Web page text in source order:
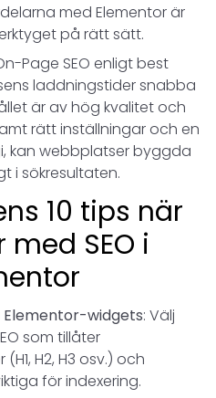
med Elementor är
på rätt sätt.
Page SEO enligt best
laddningstider snabba
är av hög kvalitet och
rätt inställningar och en
kan webbplatser byggda
i sökresultaten.
10 tips när
SEO i
Elementor-widgets: Välj
som tillåter
H2, H3 osv.) och
för indexering.